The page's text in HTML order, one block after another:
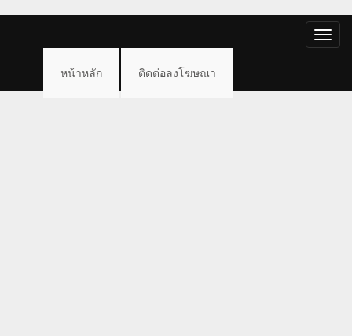
Toggle
หน้าหลัก ติดต่อลงโฆษณา